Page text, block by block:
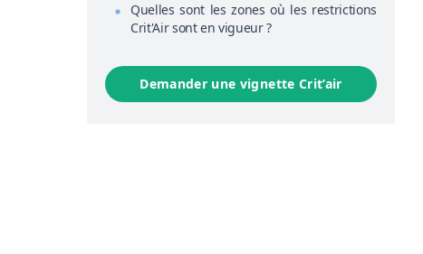
Quelles sont les zones où les restrictions
Crit'Air sont en vigueur ?
Demander une vignette Crit’air